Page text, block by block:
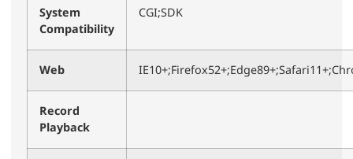
System
Compatibility
CGI;SDK
Web
Record
Playback